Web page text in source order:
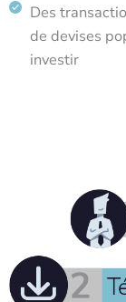
Des
de devises
investir